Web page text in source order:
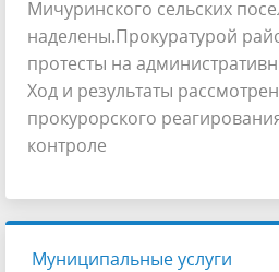
Мичуринского сельских
наделены.Прокуратурой
протесты на
Ход и результаты
прокурорского
контроле
Муниципальные услуги